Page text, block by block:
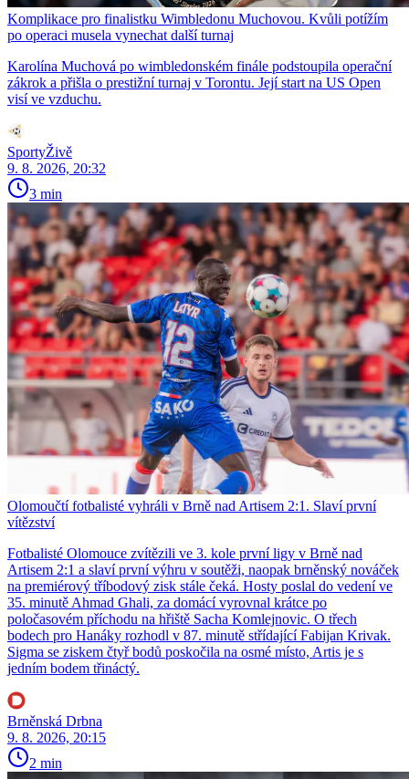
Komplikace pro finalistku Wimbledonu Muchovou. Kvůli potížím
po operaci musela vynechat další turnaj
Karolína Muchová po wimbledonském finále podstoupila operační
zákrok a přišla o prestižní turnaj v Torontu. Její start na US Open
visí ve vzduchu.
SportyŽivě
9. 8. 2026, 20:32
3 min
Olomoučtí fotbalisté vyhráli v Brně nad Artisem 2:1. Slaví první
vítězství
Fotbalisté Olomouce zvítězili ve 3. kole první ligy v Brně nad
Artisem 2:1 a slaví první výhru v soutěži, naopak brněnský nováček
na premiérový tříbodový zisk stále čeká. Hosty poslal do vedení ve
35. minutě Ahmad Ghali, za domácí vyrovnal krátce po
poločasovém příchodu na hřiště Sacha Komlejnovic. O třech
bodech pro Hanáky rozhodl v 87. minutě střídající Fabijan Krivak.
Sigma se ziskem čtyř bodů poskočila na osmé místo, Artis je s
jedním bodem třináctý.
Brněnská Drbna
9. 8. 2026, 20:15
2 min